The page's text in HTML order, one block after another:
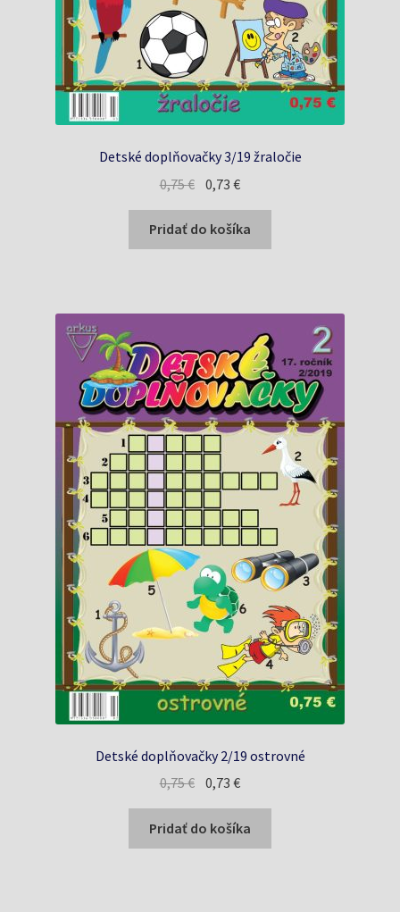
Detské doplňovačky 3/19 žraločie
0,75€ Pôvodná
bola:
0,75 €.
0,73€Aktuálna
je:
0,73 €.
Pridať do košíka
Detské doplňovačky 2/19 ostrovné
0,75€ Pôvodná
cena
bola:
0,75 €.
0,73€Aktuálna
cena
je:
0,73 €.
Pridať do košíka